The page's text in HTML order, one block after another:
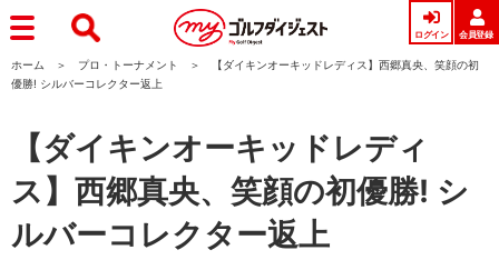
ログイン 会員登録
ホーム プロ・トーナメント
【ダイキンオーキッドレディス】西郷真央、笑顔の初
優勝! シルバーコレクター返上
【ダイキンオーキッドレディ
ス】西郷真央、笑顔の初優勝! シ
ルバーコレクター返上